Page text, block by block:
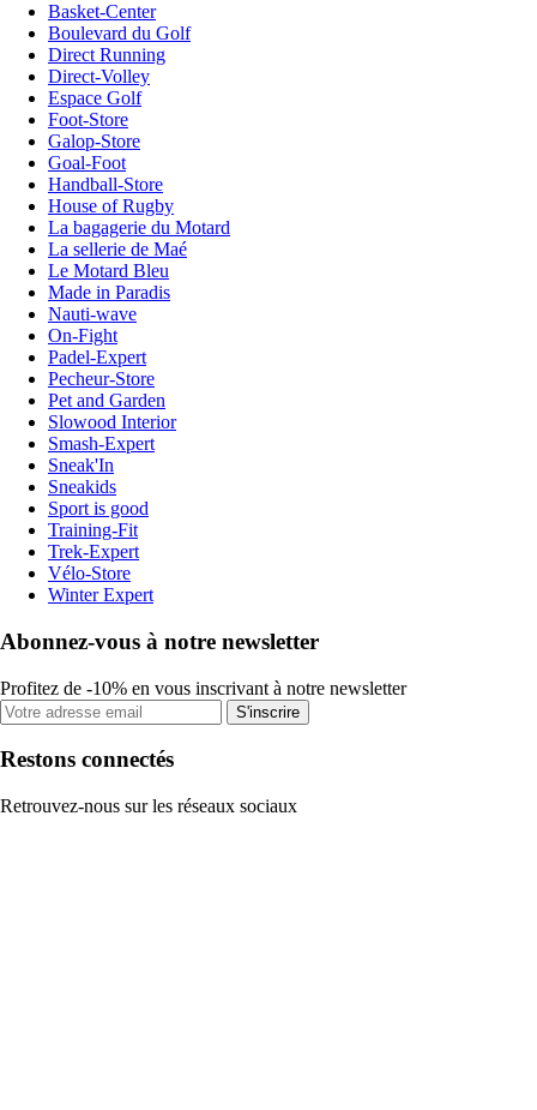
Basket-Center
Boulevard du Golf
Direct Running
Direct-Volley
Espace Golf
Foot-Store
Galop-Store
Goal-Foot
Handball-Store
House of Rugby
La bagagerie du Motard
La sellerie de Maé
Le Motard Bleu
Made in Paradis
Nauti-wave
On-Fight
Padel-Expert
Pecheur-Store
Pet and Garden
Slowood Interior
Smash-Expert
Sneak'In
Sneakids
Sport is good
Training-Fit
Trek-Expert
Vélo-Store
Winter Expert
Abonnez-vous à notre newsletter
Profitez de -10% en vous inscrivant à notre newsletter
S'inscrire
Restons connectés
Retrouvez-nous sur les réseaux sociaux